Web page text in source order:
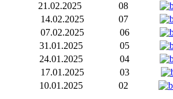
21.02.2025
08
14.02.2025
07
07.02.2025
06
31.01.2025
05
24.01.2025
04
17.01.2025
03
10.01.2025
02